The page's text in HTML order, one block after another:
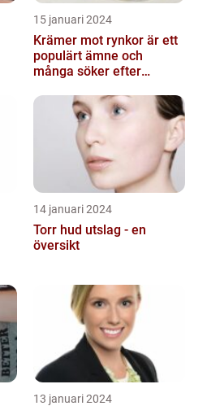
15 januari 2024
Krämer mot rynkor är ett
populärt ämne och
många söker efter
fungerar
14 januari 2024
Torr hud utslag - en
översikt
13 januari 2024